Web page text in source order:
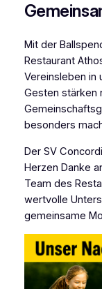
Mit der
Restaurant
Vereinsleben in
Gesten stärken
besonders
Der SV
Herzen Danke
Team des
wertvolle
gemeinsame